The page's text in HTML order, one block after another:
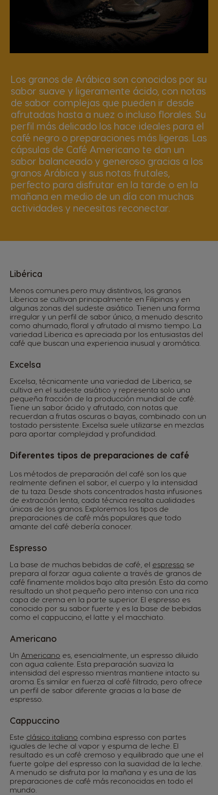
Los granos de Arábica son conocidos por su
sabor suave y ligeramente ácido, con notas
de sabor complejas que pueden ir desde
afrutadas hasta a nuez o incluso florales. Su
perfil más delicado los hace ideales para el
café negro o preparaciones más ligeras. Las
cápsulas de Café Americano te dan un
sabor balanceado y generoso gracias a los
granos Arábica y sus notas frutales,
perfecto para disfrutar en la tarde o en la
mañana en medio de un día con muchas
actividades y necesitas reconectar.
Libérica
Menos comunes pero muy distintivos, los granos
Liberica se cultivan principalmente en Filipinas y en
algunas zonas del sudeste asiático. Tienen una forma
irregular y un perfil de sabor único, a menudo descrito
como ahumado, floral y afrutado al mismo tiempo. La
variedad Liberica es apreciada por los entusiastas del
café que buscan una experiencia inusual y aromática.
Excelsa
Excelsa, técnicamente una variedad de Liberica, se
cultiva en el sudeste asiático y representa solo una
pequeña fracción de la producción mundial de café.
Tiene un sabor ácido y afrutado, con notas que
recuerdan a frutas oscuras o bayas, combinado con un
tostado persistente. Excelsa suele utilizarse en mezclas
para aportar complejidad y profundidad.
Diferentes tipos de preparaciones de café
Los métodos de preparación del café son los que
realmente definen el sabor, el cuerpo y la intensidad
de tu taza. Desde shots concentrados hasta infusiones
de extracción lenta, cada técnica resalta cualidades
únicas de los granos. Exploremos los tipos de
preparaciones de café más populares que todo
amante del café debería conocer.
Espresso
La base de muchas bebidas de café, el espresso se
prepara al forzar agua caliente a través de granos de
café finamente molidos bajo alta presión. Esto da como
resultado un shot pequeño pero intenso con una rica
capa de crema en la parte superior. El espresso es
conocido por su sabor fuerte y es la base de bebidas
como el cappuccino, el latte y el macchiato.
Americano
Un Americano es, esencialmente, un espresso diluido
con agua caliente. Esta preparación suaviza la
intensidad del espresso mientras mantiene intacto su
aroma. Es similar en fuerza al café filtrado, pero ofrece
un perfil de sabor diferente gracias a la base de
espresso.
Cappuccino
Este clásico italiano combina espresso con partes
iguales de leche al vapor y espuma de leche. El
resultado es un café cremoso y equilibrado que une el
fuerte golpe del espresso con la suavidad de la leche.
A menudo se disfruta por la mañana y es una de las
preparaciones de café más reconocidas en todo el
mundo.